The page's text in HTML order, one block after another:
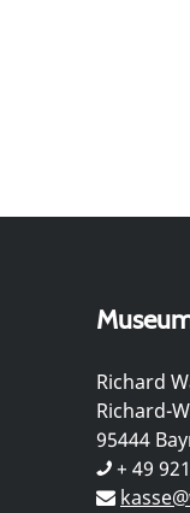
Richard
Richard-
95444
+ 49